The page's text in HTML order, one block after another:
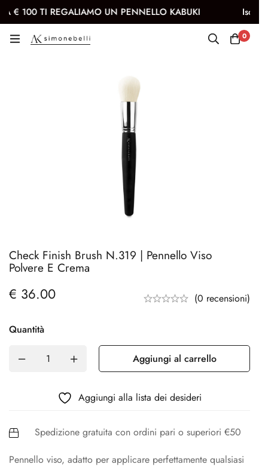
TI REGALIAMO UN PENNELLO KABUKI Iscriviti
0
Check Finish Brush N.319 | Pennello Viso
Polvere E Crema
€ 36.00 (0 recensioni)
Quantità
Aggiungi al carrello
Aggiungi alla lista dei desideri
Spedizione gratuita con ordini pari o superiori €50
Pennello viso, adatto per applicare perfettamente qualsiasi